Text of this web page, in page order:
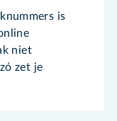
is
niet
zet je